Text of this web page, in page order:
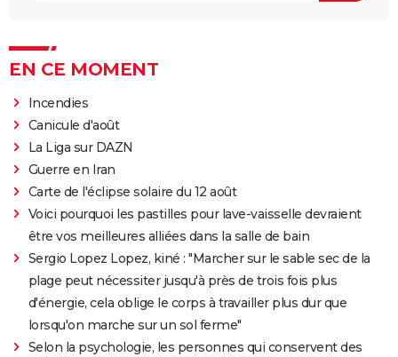
EN CE MOMENT
Incendies
Canicule d'août
La Liga sur DAZN
Guerre en Iran
Carte de l'éclipse solaire du 12 août
Voici pourquoi les pastilles pour lave-vaisselle devraient
être vos meilleures alliées dans la salle de bain
Sergio Lopez Lopez, kiné : "Marcher sur le sable sec de la
plage peut nécessiter jusqu'à près de trois fois plus
d'énergie, cela oblige le corps à travailler plus dur que
lorsqu'on marche sur un sol ferme"
Selon la psychologie, les personnes qui conservent des